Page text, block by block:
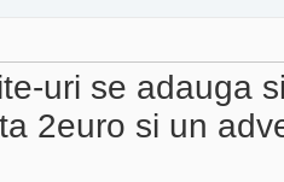
uri se adauga
2euro si un